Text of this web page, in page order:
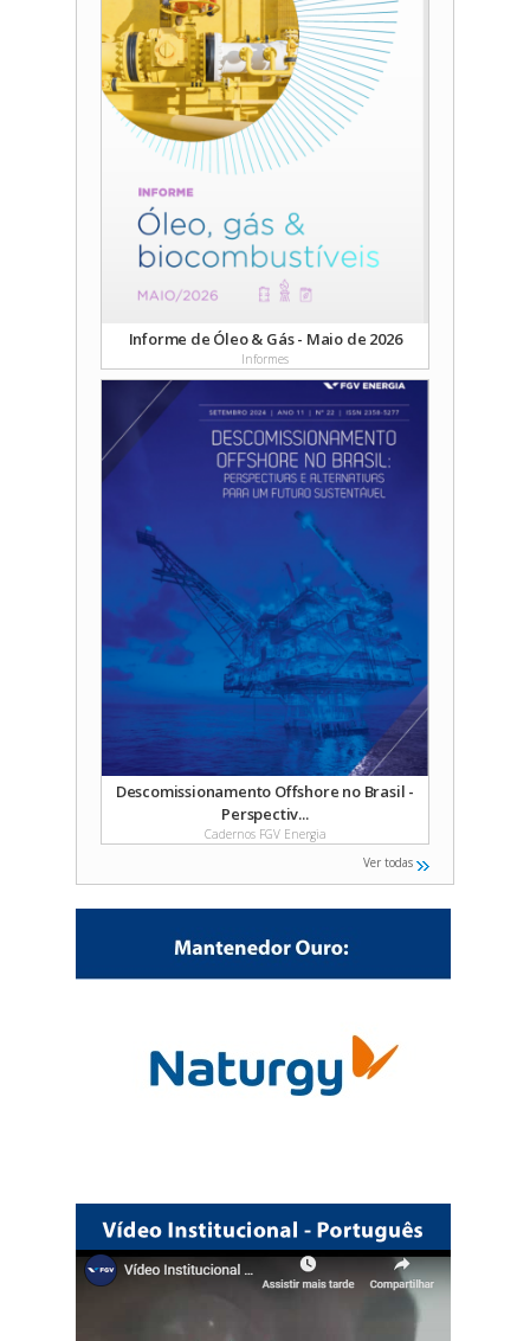
Autores: Leandra Cordeiro Amaral, Jéssica Germano
de Lima Silva, Clarissa Brandão Kowarski e Luiza
Gomes Guitarrari
Data:01/07/2026
Da escassez ao excesso: o sistema elétrico
diante de uma nova realidade
Autores: Felipe Gonçalves
Data: 08/06/2026
Impactos do conflito no Oriente Médio para
a logística e comércio de commodities
Victor Marques e Luiza Guitarrari
Informe de Óleo & Gás - Maio de 2026
Informes
Descomissionamento Offshore no Brasil -
Perspectiv...
Cadernos FGV Energia
Ver todas